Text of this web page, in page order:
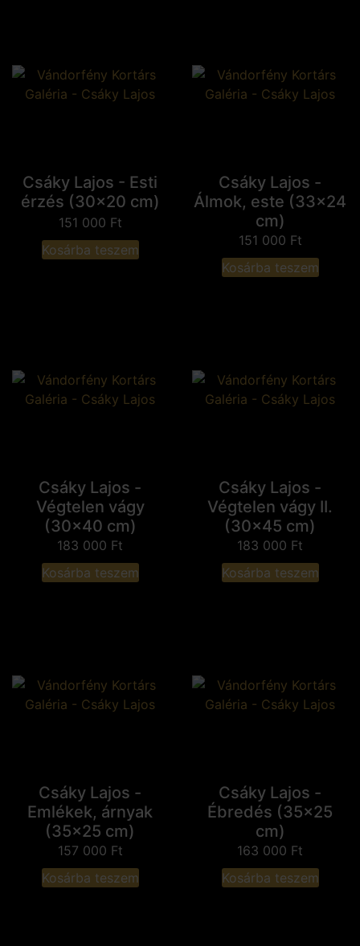
Csáky Lajos - Esti
érzés (30x20 cm)
151 000 Ft
Kosárba teszem
Csáky Lajos -
Álmok, este (33x24
cm)
151 000 Ft
Kosárba teszem
Csáky Lajos -
Végtelen vágy
(30x40 cm)
183 000 Ft
Kosárba teszem
Csáky Lajos -
Végtelen vágy II.
(30x45 cm)
183 000 Ft
Kosárba teszem
Csáky Lajos -
Emlékek, árnyak
(35x25 cm)
157 000 Ft
Kosárba teszem
Csáky Lajos -
Ébredés (35x25
cm)
163 000 Ft
Kosárba teszem